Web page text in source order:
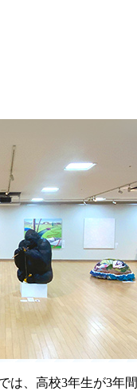
、高校3年生が3年